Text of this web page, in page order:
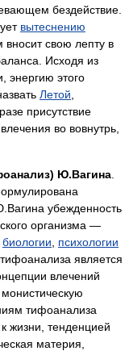
бездействие.
вытеснению
вносит свою лепту в
Исходя из
энергию этого
Летой
присутствие
во вовнутрь,
Ю.Вагина
убежденность
организма —
биологии
психологии
является
влечений
тифоанализа
жизни, тенденцией
материя,